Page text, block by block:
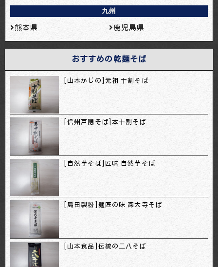
九州
熊本県 鹿児島県
おすすめの乾麺そば
[山本かじの]元祖 十割そば
[信州戸隠そば]本十割そば
[自然芋そば]匠味 自然芋そば
[島田製粉]麺匠の味 深大寺そば
[山本食品]伝統の二八そば